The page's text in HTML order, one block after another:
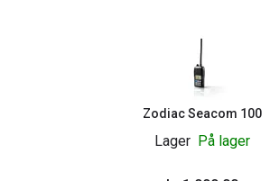
Zodiac Seacom 100
Lager På lager